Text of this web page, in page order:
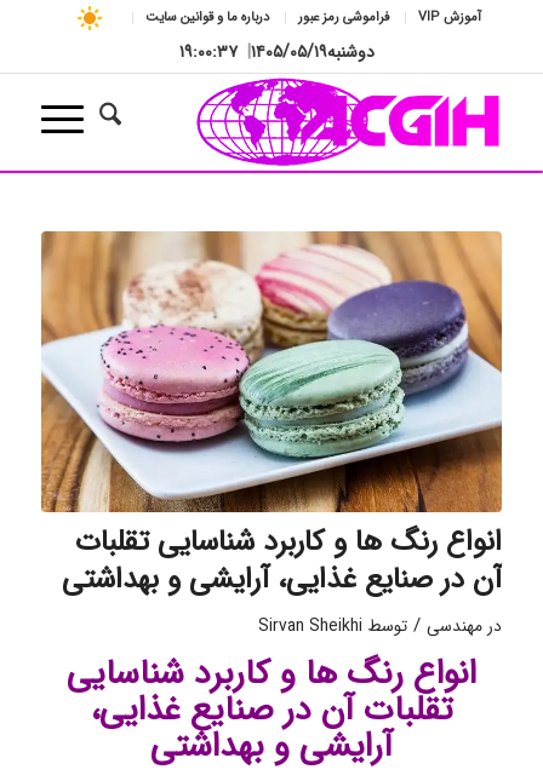
آموزش VIP فراموشی رمز عبور درباره ما و قوانین سایت
دوشنبه۱۴۰۵/۰۵/۱۹| ۱۹:۰۰:۳۸
انواع رنگ ها و کاربرد شناسایی تقلبات
آن در صنایع غذایی، آرایشی و بهداشتی
در مهندسی / توسط Sirvan Sheikhi
انواع رنگ ها و کاربرد شناسایی
تقلبات آن در صنایع غذایی،
آرایشی و بهداشتی